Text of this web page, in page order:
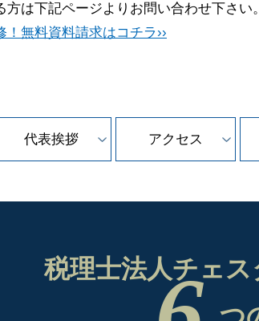
は下記ページよりお問い合わせ下さい。
無料資料請求はコチラ››
代表挨拶 アクセス
税理士法人チェ